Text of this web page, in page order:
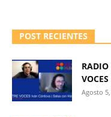
POST RECIENTES
RADIO
Agosto